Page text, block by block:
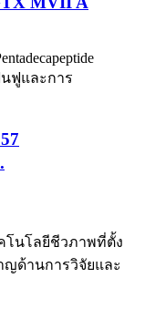
โนโลยีชีวภาพที่ตั้ง
ญด้านการวิจัยและ